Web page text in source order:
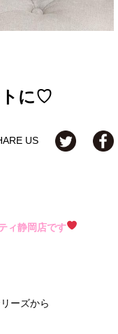
トに♡
US
ィ静岡店です
ーズから